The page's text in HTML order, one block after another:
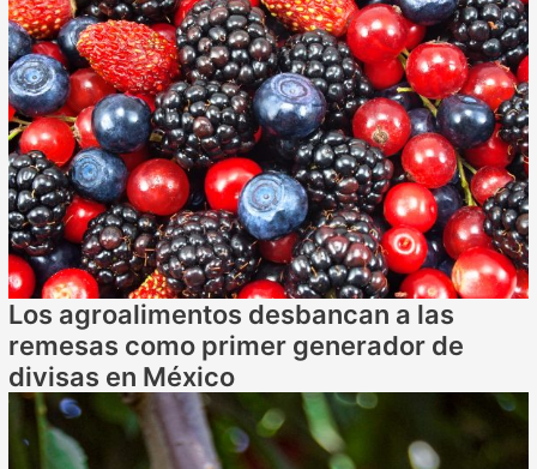
Los agroalimentos desbancan a las
remesas como primer generador de
divisas en México